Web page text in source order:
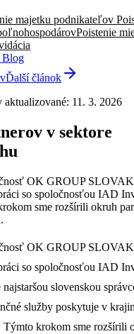
majetku podnikateľov
Poistenie
Blog
Ďalší článok
aktualizované: 11. 3. 2026
v sektore
OK GROUP
so spoločnosťou IAD
sme rozšírili okruh
OK GROUP
so spoločnosťou IAD
slovenskou
služby poskytuje v
krokom sme rozšírili